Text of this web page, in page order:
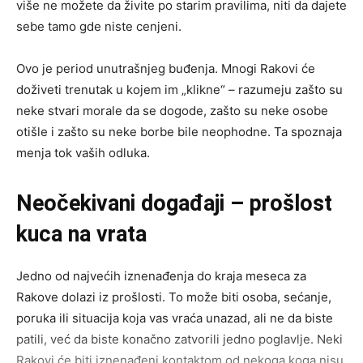
više ne možete da živite po starim pravilima, niti da dajete
sebe tamo gde niste cenjeni.
Ovo je period unutrašnjeg buđenja. Mnogi Rakovi će
doživeti trenutak u kojem im „klikne“ – razumeju zašto su
neke stvari morale da se dogode, zašto su neke osobe
otišle i zašto su neke borbe bile neophodne. Ta spoznaja
menja tok vaših odluka.
Neočekivani događaji – prošlost
kuca na vrata
Jedno od najvećih iznenađenja do kraja meseca za
Rakove dolazi iz prošlosti. To može biti osoba, sećanje,
poruka ili situacija koja vas vraća unazad, ali ne da biste
patili, već da biste konačno zatvorili jedno poglavlje. Neki